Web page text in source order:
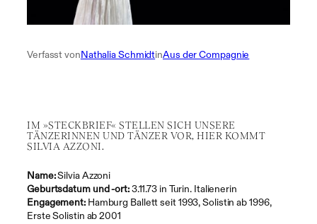
Verfasst vonNathalia SchmidtinAus der Compagnie
IM »STECKBRIEF« STELLEN SICH UNSERE
TÄNZERINNEN UND TÄNZER VOR, HIER KOMMT
SILVIA AZZONI.
Name:Silvia Azzoni
Geburtsdatum und -ort:3.11.73 in Turin. Italienerin
Engagement:Hamburg Ballett seit 1993, Solistin ab 1996,
Erste Solistin ab 2001